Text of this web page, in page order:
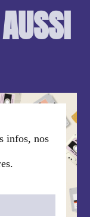
infos, nos